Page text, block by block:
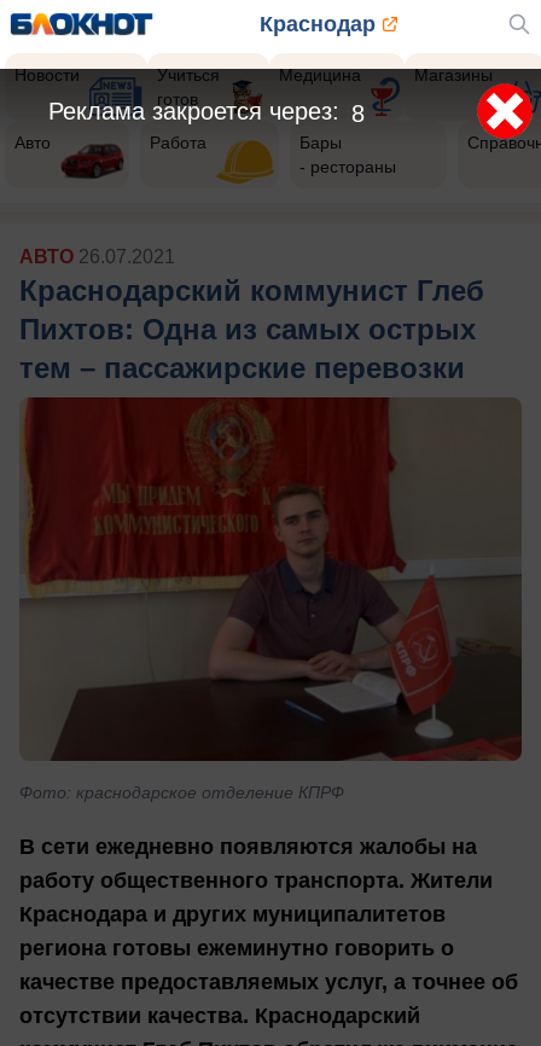
Краснодар
Новости
Учиться
готов
Медицина Магазины
Авто Работа
Бары
- рестораны
АВТО 26.07.2021
Краснодарский коммунист Глеб
Пихтов: Одна из самых острых
тем – пассажирские перевозки
Фото: краснодарское отделение КПРФ
В сети ежедневно появляются жалобы на
работу общественного транспорта. Жители
Краснодара и других муниципалитетов
региона готовы ежеминутно говорить о
качестве предоставляемых услуг, а точнее об
отсутствии качества. Краснодарский
6
Реклама закроется через: